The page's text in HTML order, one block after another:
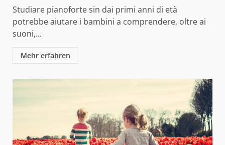
Studiare pianoforte sin dai primi anni di età
potrebbe aiutare i bambini a comprendere, oltre ai
suoni,...
Mehr erfahren